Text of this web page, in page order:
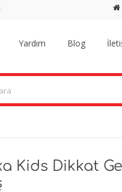
Yardım Blog
Kids Dikkat